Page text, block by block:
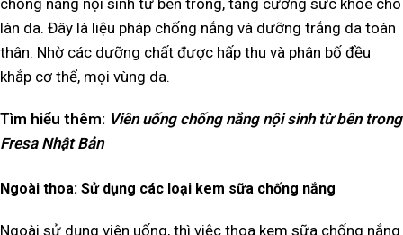
chống nắng nội sinh từ bên trong, tăng cường sức khỏe cho
làn da. Đây là liệu pháp chống nắng và dưỡng trắng da toàn
thân. Nhờ các dưỡng chất được hấp thu và phân bố đều
khắp cơ thể, mọi vùng da.
Tìm hiểu thêm: Viên uống chống nắng nội sinh từ bên trong
Fresa Nhật Bản
Ngoài thoa: Sử dụng các loại kem sữa chống nắng
Ngoài sử dụng viên uống, thì việc thoa kem sữa chống nắng